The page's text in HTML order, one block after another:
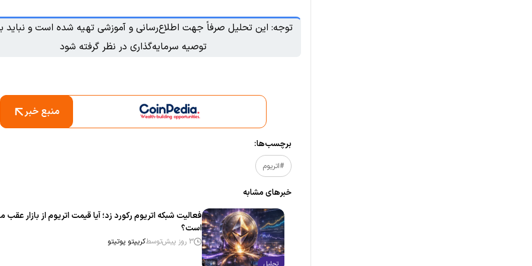
توجه: این تحلیل صرفاً جهت اطلاع‌رسانی و آموزشی تهیه شده است و نباید
توصیه سرمایه‌گذاری در نظر گرفته شود
منبع خبر
برچسب‌ها:
#اتریوم
خبر‌های مشابه
تحلیل
فعالیت شبکه اتریوم رکورد زد؛ آیا قیمت اتریوم از بازار عقب
است؟
3 روز پیش توسطکریپتو پوتیتو